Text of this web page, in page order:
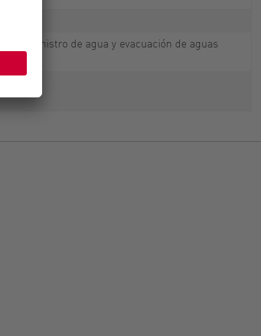
suministro de agua y evacuación de aguas